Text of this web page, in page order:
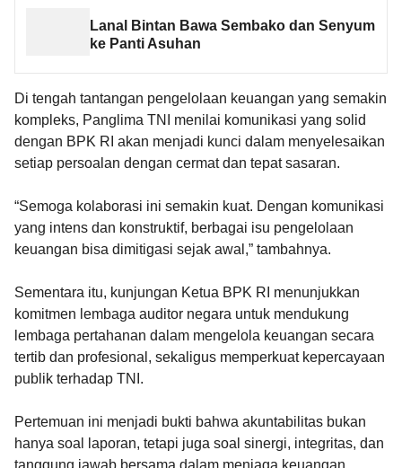
Lanal Bintan Bawa Sembako dan Senyum
ke Panti Asuhan
Di tengah tantangan pengelolaan keuangan yang semakin
kompleks, Panglima TNI menilai komunikasi yang solid
dengan BPK RI akan menjadi kunci dalam menyelesaikan
setiap persoalan dengan cermat dan tepat sasaran.
“Semoga kolaborasi ini semakin kuat. Dengan komunikasi
yang intens dan konstruktif, berbagai isu pengelolaan
keuangan bisa dimitigasi sejak awal,” tambahnya.
Sementara itu, kunjungan Ketua BPK RI menunjukkan
komitmen lembaga auditor negara untuk mendukung
lembaga pertahanan dalam mengelola keuangan secara
tertib dan profesional, sekaligus memperkuat kepercayaan
publik terhadap TNI.
Pertemuan ini menjadi bukti bahwa akuntabilitas bukan
hanya soal laporan, tetapi juga soal sinergi, integritas, dan